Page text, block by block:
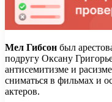
Мел Гибсон был
подругу Оксану
антисемитизме и
сниматься в фильмах и
актеров.